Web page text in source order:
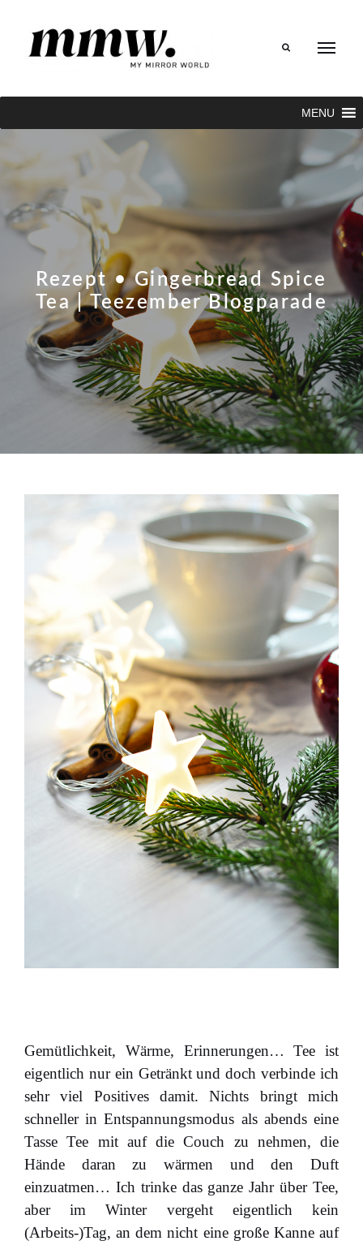
MENU
Rezept • Gingerbread Spice
Tea | Teezember Blogparade
Gemütlichkeit, Wärme, Erinnerungen… Tee ist
eigentlich nur ein Getränkt und doch verbinde ich
sehr viel Positives damit. Nichts bringt mich
schneller in Entspannungsmodus als abends eine
Tasse Tee mit auf die Couch zu nehmen, die
Hände daran zu wärmen und den Duft
einzuatmen… Ich trinke das ganze Jahr über Tee,
aber im Winter vergeht eigentlich kein
(Arbeits-)Tag, an dem nicht eine große Kanne auf